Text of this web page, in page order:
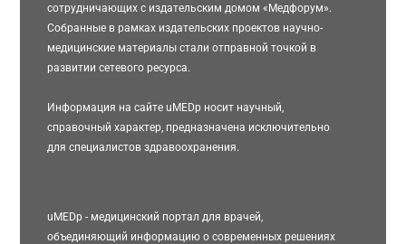
сотрудничающих с издательским домом «Медфорум».
Собранные в рамках издательских проектов научно-
медицинские материалы стали отправной точкой в
развитии сетевого ресурса.
Информация на сайте uMEDp носит научный,
справочный характер, предназначена исключительно
для специалистов здравоохранения.
uMEDp - медицинский портал для врачей,
объединяющий информацию о современных решениях